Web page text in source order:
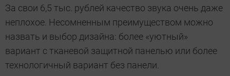
За свои 6,5 тыс. рублей качество звука очень даже
неплохое. Несомненным преимуществом можно
назвать и выбор дизайна: более «уютный»
вариант с тканевой защитной панелью или более
технологичный вариант без панели.